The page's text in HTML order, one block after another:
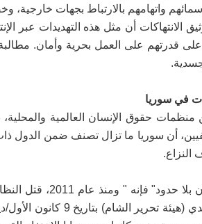
واتهامهم بالارتباط بجهات خارجية،
الانتهاكات أن مثل هذه التهديدات عبر
قدرتهم على العمل بحرية وأمان. مطالبة
ات في سوريا
أن سوريا ما تزال تصنف ضمن الدول